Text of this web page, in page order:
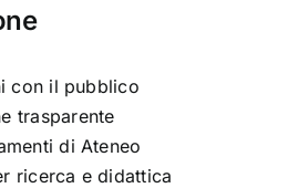
con il pubblico
trasparente
di Ateneo
ricerca e didattica